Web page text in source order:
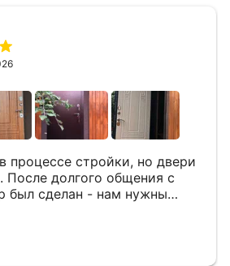
стройки, но двери
долгого общения с
был сделан - нам нужны
Композит, которые нашлись
. Менеджер Филипп
посчитал стоимость и